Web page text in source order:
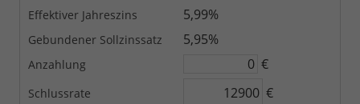
Effektiver Jahreszins 5,99%
Gebundener Sollzinssatz 5,95%
Anzahlung €
Schlussrate €